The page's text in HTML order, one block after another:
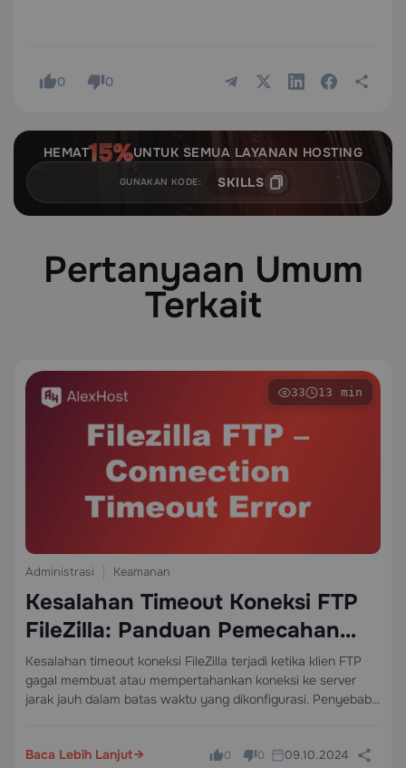
0 0
HEMAT UNTUK SEMUA LAYANAN HOSTING
GUNAKAN KODE: SKILLS
Pertanyaan Umum
Terkait
33 13 min
Administrasi Keamanan
Kesalahan Timeout Koneksi FTP
FileZilla: Panduan Pemecahan
Masalah Lengkap
Kesalahan timeout koneksi FileZilla terjadi ketika klien FTP
gagal membuat atau mempertahankan koneksi ke server
jarak jauh dalam batas waktu yang dikonfigurasi. Penyebab
gangguan lapisan…
Baca Lebih Lanjut 0 0 09.10.2024